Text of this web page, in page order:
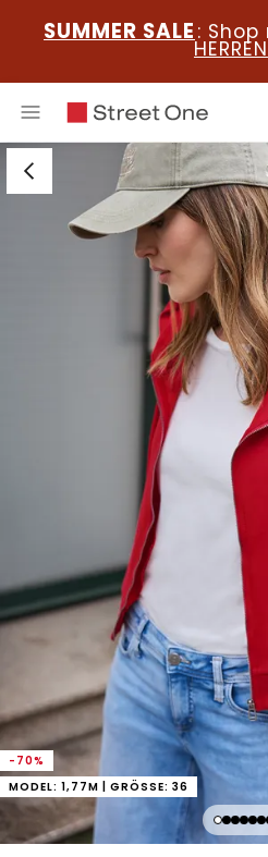
SUMMER SALE :
HERREN
-70%
MODEL: 1,77M | GRÖSSE: 36